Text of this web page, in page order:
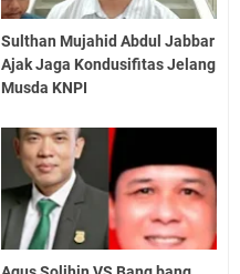
Sulthan Mujahid Abdul Jabbar
Ajak Jaga Kondusifitas Jelang
Musda KNPI